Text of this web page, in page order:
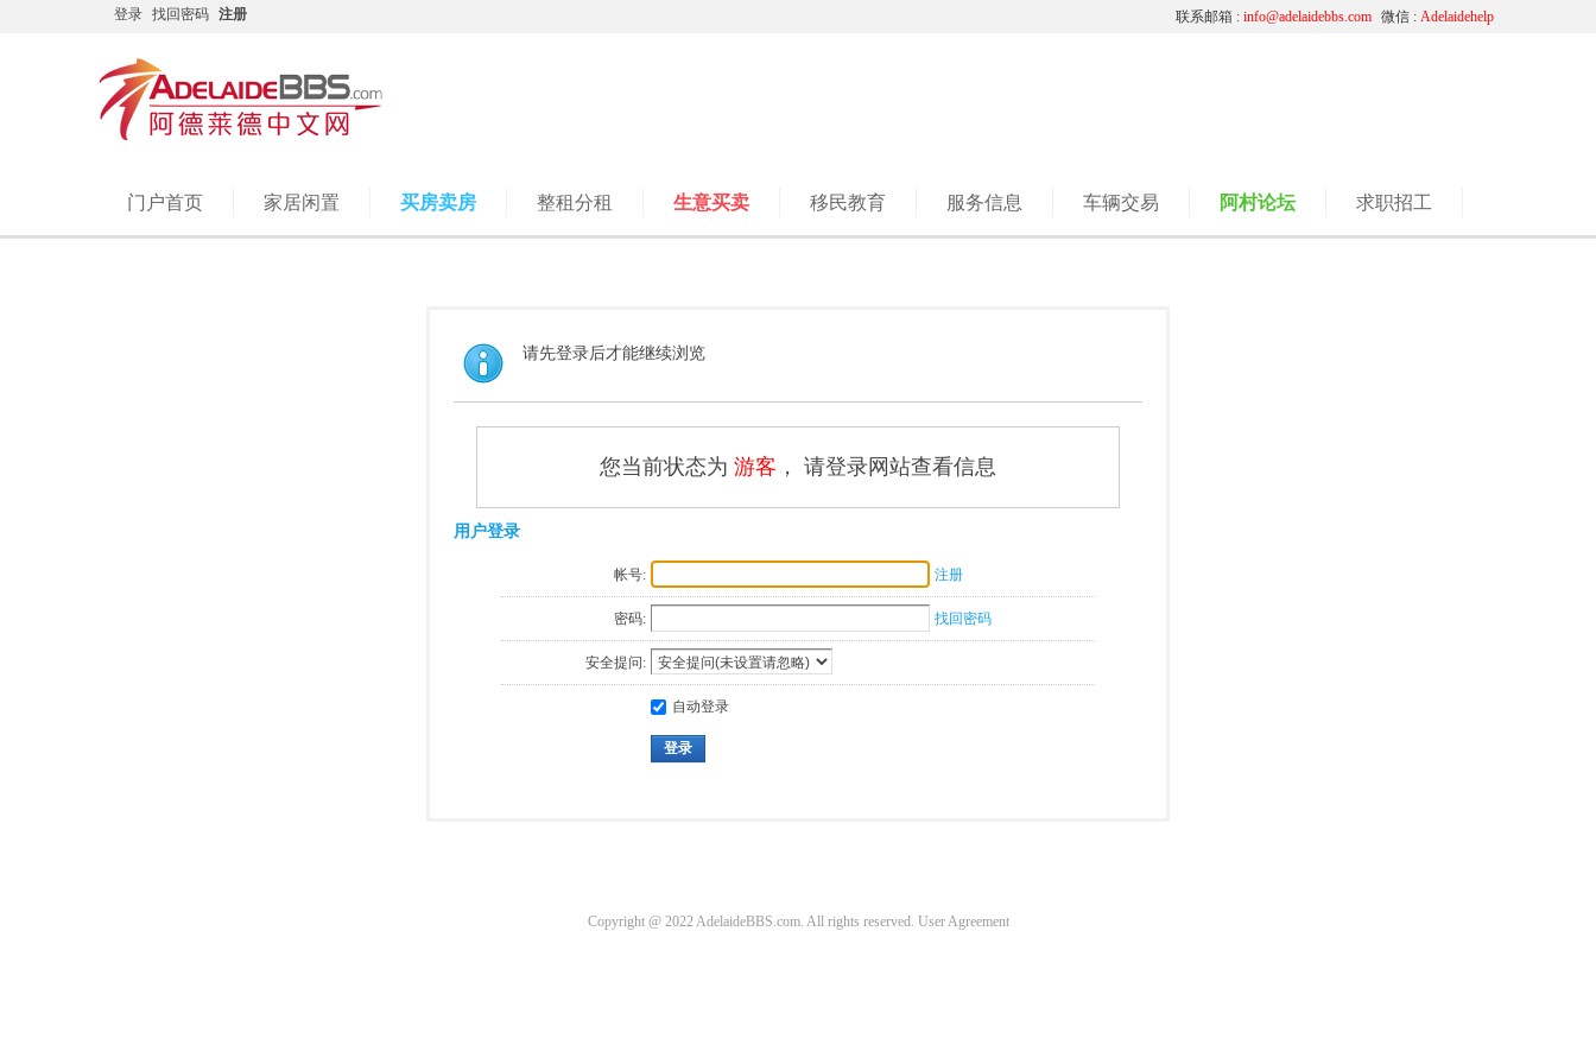
登录 找回密码 注册 微信 : Adelaidehelp
联系邮箱 : info@adelaidebbs.com
门户首页 家居闲置 买房卖房 整租分租 生意买卖 移民教育 服务信息 车辆交易 阿村论坛 求职招工
请先登录后才能继续浏览
您当前状态为 游客 ， 请登录网站查看信息
用户登录
帐号: 注册
密码: 找回密码
安全提问:
自动登录
登录
Copyright @ 2022 AdelaideBBS.com. All rights reserved. User Agreement